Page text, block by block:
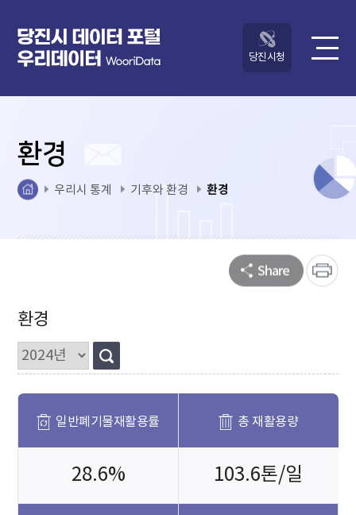
당진시청
환경
우리시 통계 기후와 환경 환경
환경
일반폐기물재활용률
28.6%
총 재활용량
103.6톤/일